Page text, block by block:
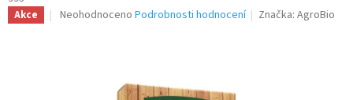
Akce
Průměrné
Neohodnoceno Podrobnosti hodnocení Značka:AgroBio